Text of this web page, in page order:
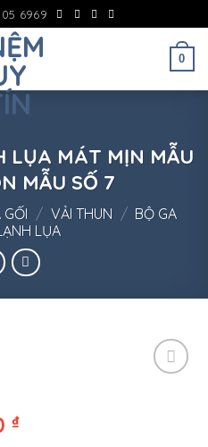
6969
0
LỤA MÁT MỊN MẪU
MẪU SỐ 7
/ VẢI THUN / BỘ GA
LỤA
₫